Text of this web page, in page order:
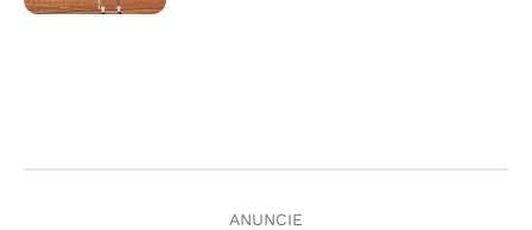
ANUNCIE